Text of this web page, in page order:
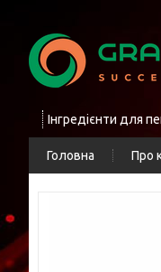
Інгредієнти для
Головна Про